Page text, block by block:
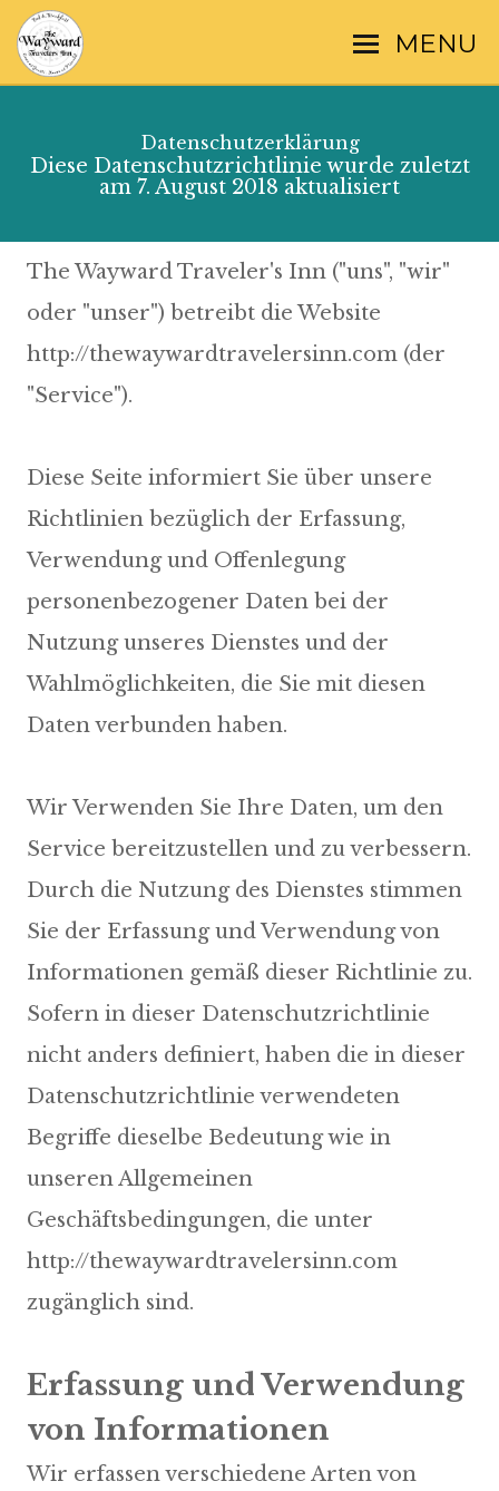
MENU
Datenschutzerklärung
Diese Datenschutzrichtlinie wurde zuletzt
am 7. August 2018 aktualisiert
The Wayward Traveler's Inn ("uns", "wir"
oder "unser") betreibt die Website
http://thewaywardtravelersinn.com (der
"Service").
Diese Seite informiert Sie über unsere
Richtlinien bezüglich der Erfassung,
Verwendung und Offenlegung
personenbezogener Daten bei der
Nutzung unseres Dienstes und der
Wahlmöglichkeiten, die Sie mit diesen
Daten verbunden haben.
Wir Verwenden Sie Ihre Daten, um den
Service bereitzustellen und zu verbessern.
Durch die Nutzung des Dienstes stimmen
Sie der Erfassung und Verwendung von
Informationen gemäß dieser Richtlinie zu.
Sofern in dieser Datenschutzrichtlinie
nicht anders definiert, haben die in dieser
Datenschutzrichtlinie verwendeten
Begriffe dieselbe Bedeutung wie in
unseren Allgemeinen
Geschäftsbedingungen, die unter
http://thewaywardtravelersinn.com
zugänglich sind.
Erfassung und Verwendung
von Informationen
Wir erfassen verschiedene Arten von